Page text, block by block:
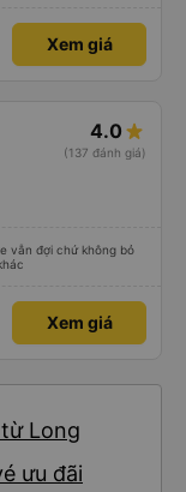
Xem giá
4.0
(137 đánh giá)
vẫn đợi chứ không bỏ
Xem giá
Long
ưu đãi